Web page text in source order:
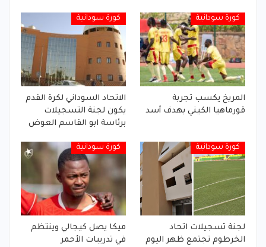
كورة سودانية
المريخ يكسب تجربة
قورماهيا الكيني بهدف أسد
كورة سودانية
الاتحاد السوداني لكرة القدم
يكون لجنة التسجيلات
برئاسة ابو القاسم العوض
كورة سودانية
لجنة تسجيلات اتحاد
الخرطوم تجتمع ظهر اليوم
كورة سودانية
ميكا يصل كيجالي وينتظم
في تدريبات الأحمر